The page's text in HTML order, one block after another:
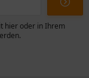
hier oder in Ihrem